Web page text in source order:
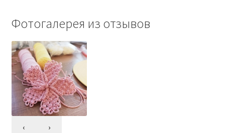
Фотогалерея из отзывов
‹ ›